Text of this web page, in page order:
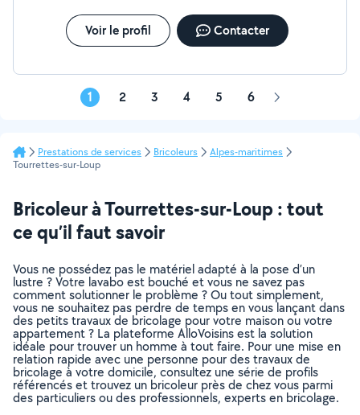
Voir le profil Contacter
1 2 3 4 5 6 Page
Prestations de services Bricoleurs
Alpes-maritimes
Tourrettes-sur-Loup
Bricoleur à Tourrettes-sur-Loup : tout
ce qu’il faut savoir
Vous ne possédez pas le matériel adapté à la pose d’un
lustre ? Votre lavabo est bouché et vous ne savez pas
comment solutionner le problème ? Ou tout simplement,
vous ne souhaitez pas perdre de temps en vous lançant dans
des petits travaux de bricolage pour votre maison ou votre
appartement ? La plateforme AlloVoisins est la solution
idéale pour trouver un homme à tout faire. Pour une mise en
relation rapide avec une personne pour des travaux de
bricolage à votre domicile, consultez une série de profils
référencés et trouvez un bricoleur près de chez vous parmi
des particuliers ou des professionnels, experts en bricolage.